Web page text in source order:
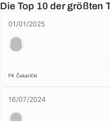
Die Top 10 der größten
01/01/2025
FK Čukarički
16/07/2024